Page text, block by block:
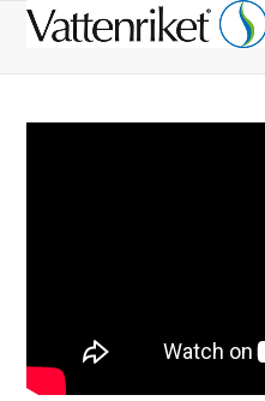
Open
Close